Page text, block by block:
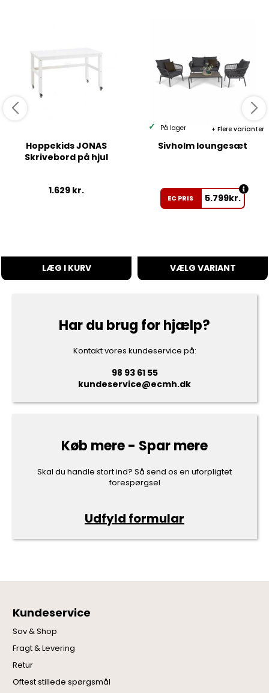
Hoppekids JONAS
Skrivebord på hjul
1.629 kr.
LÆG I KURV
Flere varianter
På lager
Sivholm loungesæt
EC PRIS 5.799kr.
VÆLG VARIANT
Har du brug for hjælp?
Kontakt vores kundeservice på:
98 93 61 55
kundeservice@ecmh.dk
Køb mere - Spar mere
Skal du handle stort ind? Så send os en uforpligtet
forespørgsel
Udfyld formular
Kundeservice
Sov & Shop
Fragt & Levering
Retur
Oftest stillede spørgsmål